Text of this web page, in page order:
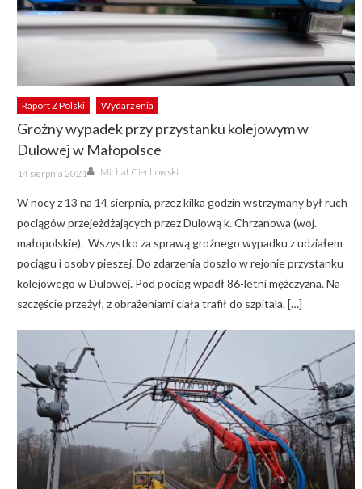
Raport Z Polski Wydarzenia
Groźny wypadek przy przystanku kolejowym w
Dulowej w Małopolsce
Posted
on
14 sierpnia 2021 Author
Michał Ciechowski
W nocy z 13 na 14 sierpnia, przez kilka godzin wstrzymany był ruch
pociągów przejeżdżających przez Dulową k. Chrzanowa (woj.
małopolskie). Wszystko za sprawą groźnego wypadku z udziałem
pociągu i osoby pieszej. Do zdarzenia doszło w rejonie przystanku
kolejowego w Dulowej. Pod pociąg wpadł 86-letni mężczyzna. Na
szczęście przeżył, z obrażeniami ciała trafił do szpitala. […]